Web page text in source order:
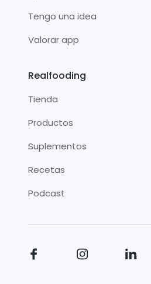
Tengo una idea
Valorar app
Realfooding
Tienda
Productos
Suplementos
Recetas
Podcast